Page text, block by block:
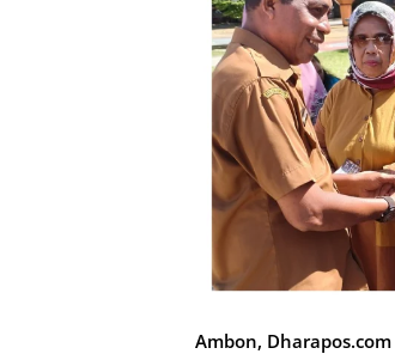
Ambon, Dharapos.com